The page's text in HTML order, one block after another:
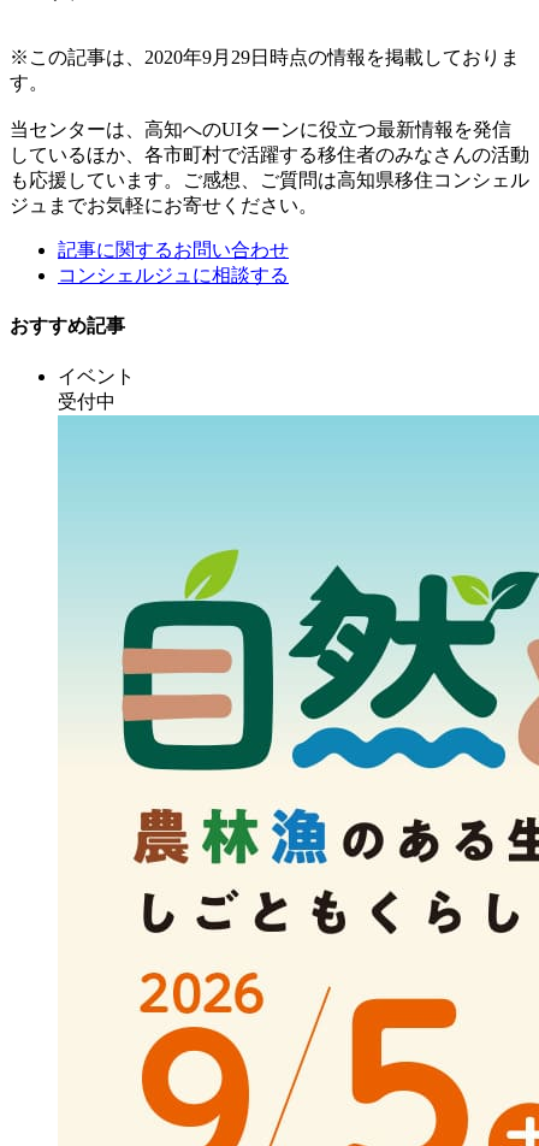
※この記事は、2020年9月29日時点の情報を掲載しておりま
す。
当センターは、高知へのUIターンに役立つ最新情報を発信
しているほか、各市町村で活躍する移住者のみなさんの活動
も応援しています。ご感想、ご質問は高知県移住コンシェル
ジュまでお気軽にお寄せください。
記事に関するお問い合わせ
コンシェルジュに相談する
おすすめ記事
イベント
受付中